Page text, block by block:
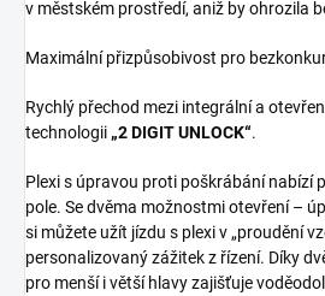
v městském prostředí, aniž by ohrozila
Maximální přizpůsobivost pro
Rychlý přechod mezi integrální a
technologii „2 DIGIT UNLOCK“.
Plexi s úpravou proti poškrábání nabízí
pole. Se dvěma možnostmi otevření –
si můžete užít jízdu s plexi v „proudění
personalizovaný zážitek z řízení. Díky
pro menší i větší hlavy zajišťuje